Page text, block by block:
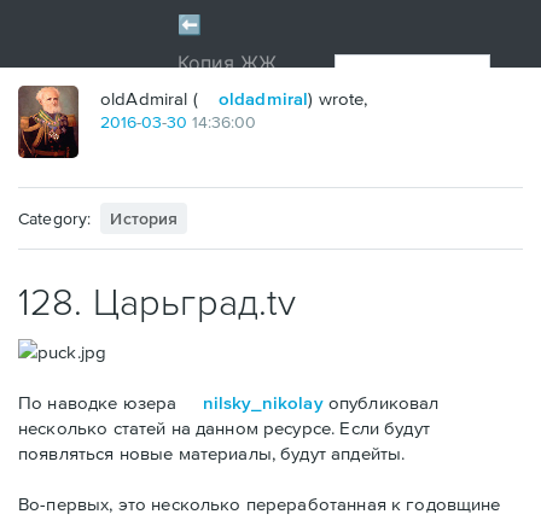
oldAdmiral ( oldadmiral) wrote,
2016-03-30 14:36:00
Category: История
128. Царьград.tv
По наводке юзера nilsky_nikolayопубликовал
несколько статей на данном ресурсе. Если будут
появляться новые материалы, будут апдейты.
Во-первых, это несколько переработанная к годовщине